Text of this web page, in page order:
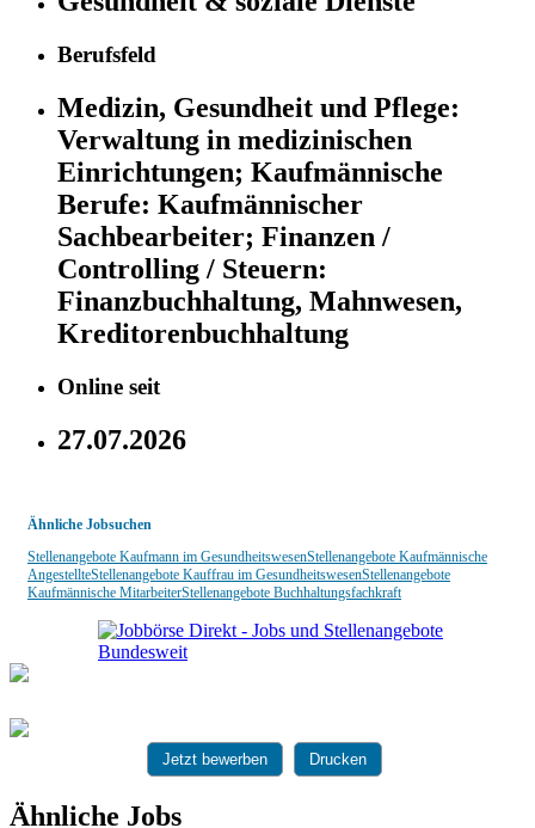
Berufsfeld
Medizin, Gesundheit und Pflege:
Verwaltung in medizinischen
Einrichtungen; Kaufmännische
Berufe: Kaufmännischer
Sachbearbeiter; Finanzen /
Controlling / Steuern:
Finanzbuchhaltung, Mahnwesen,
Kreditorenbuchhaltung
Online seit
27.07.2026
Ähnliche Jobsuchen
Stellenangebote Kaufmann im GesundheitswesenStellenangebote Kaufmännische
AngestellteStellenangebote Kauffrau im GesundheitswesenStellenangebote
Kaufmännische MitarbeiterStellenangebote Buchhaltungsfachkraft
Jetzt bewerben Drucken
Ähnliche Jobs